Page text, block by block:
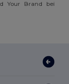
Your Brand bei